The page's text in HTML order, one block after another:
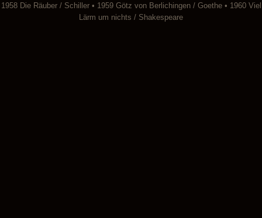
1958 Die Räuber / Schiller • 1959 Götz von Berlichingen / Goethe • 1960 Viel
Lärm um nichts / Shakespeare